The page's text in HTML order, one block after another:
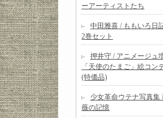
ーアーティストたち
中田雅喜 / ももいろ日
2巻セット
押井守 / アニメージュ
「天使のたまご」絵コン
(特価品)
少女革命ウテナ写真集
薇の記憶